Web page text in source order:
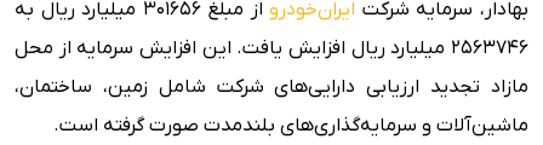
بهادار، سرمایه شرکت ایران‌خودرو
از مبلغ ۳۰۱۶۵۶ میلیارد ریال به
۲۵۶۳۷۴۶ میلیارد ریال افزایش یافت. این افزایش سرمایه از محل
مازاد تجدید ارزیابی دارایی‌های شرکت شامل زمین، ساختمان،
ماشین‌آلات و سرمایه‌گذاری‌های بلندمدت صورت گرفته است.